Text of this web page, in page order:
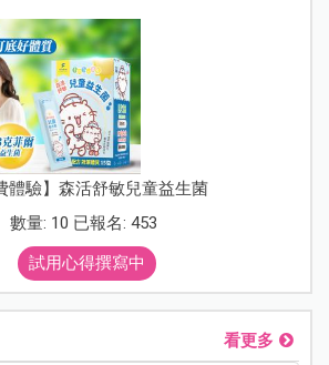
體驗】森活舒敏兒童益生菌
數量: 10 已報名: 453
試用心得撰寫中
看更多